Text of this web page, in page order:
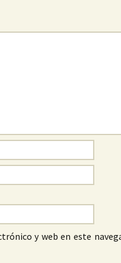
y web en este